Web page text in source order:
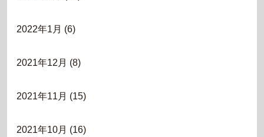
2022年1月 (6)
2021年12月 (8)
2021年11月 (15)
2021年10月 (16)